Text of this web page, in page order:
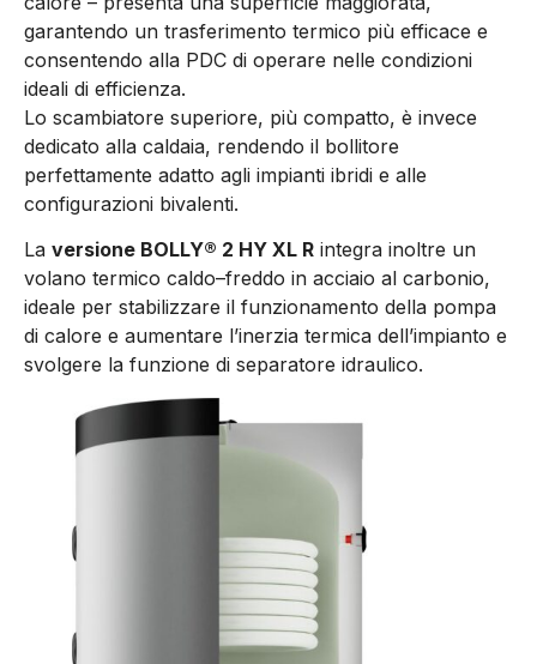
garantendo un trasferimento termico più efficace e
consentendo alla PDC di operare nelle condizioni
ideali di efficienza.
Lo scambiatore superiore, più compatto, è invece
dedicato alla caldaia, rendendo il bollitore
perfettamente adatto agli impianti ibridi e alle
configurazioni bivalenti.
La versione BOLLY® 2 HY XL R integra inoltre un
volano termico caldo–freddo in acciaio al carbonio,
ideale per stabilizzare il funzionamento della pompa
di calore e aumentare l’inerzia termica dell’impianto e
svolgere la funzione di separatore idraulico.